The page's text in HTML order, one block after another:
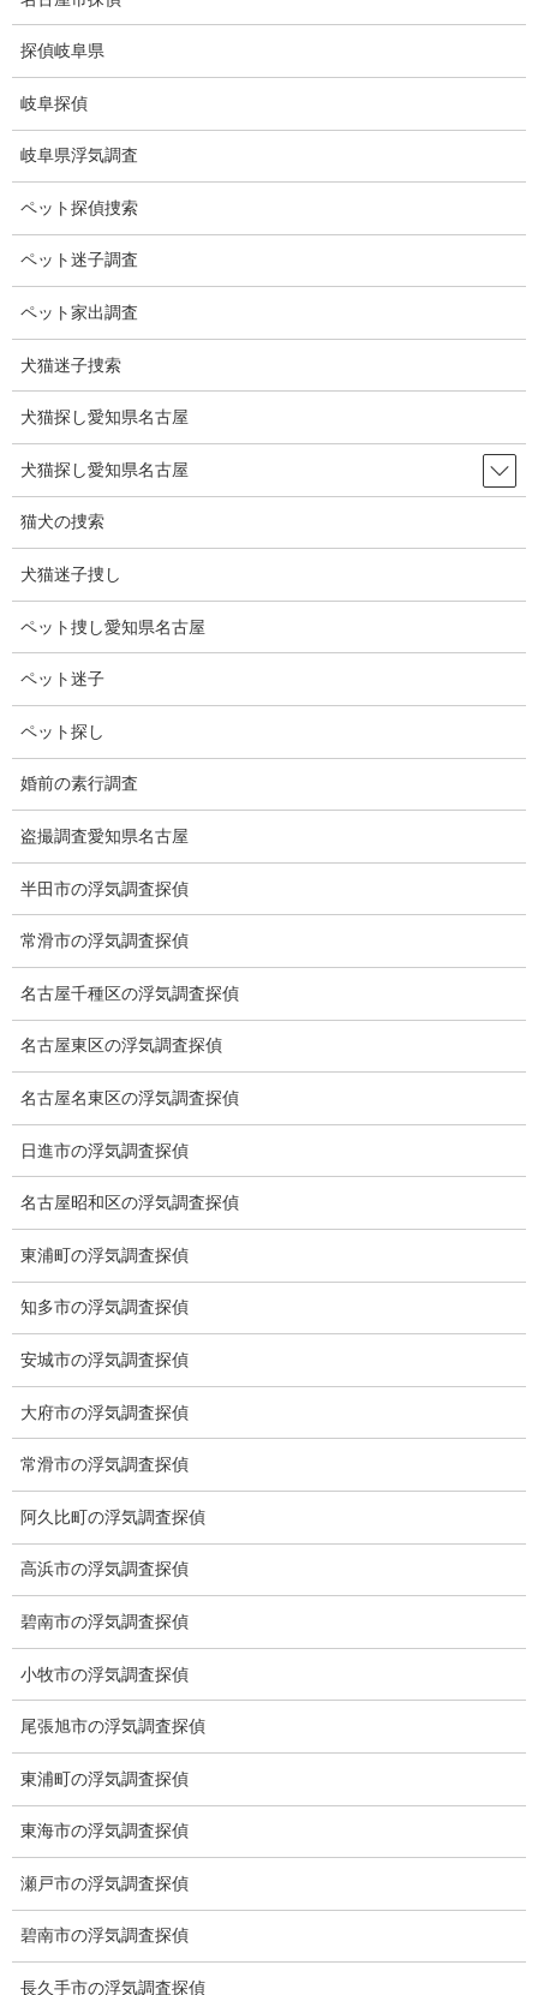
に
動
ョ
に
動
所在確認調査
HOME 所在確認調査
所在確認調査
浮気相手の所在確認調査
所、勤務先が判
明していても古
3．アパートマンション等の所在確認調査。
ストーカー犯の所在調査
への通報もスムーズになり、事件を未然に防ぐことができます。
その他の所在確認調査
で多い調査の一
護士の手紙が届
に住んでいるの
連絡が取れな
るか、いないかの調査を行います。
弁護士、裁判所の指定事項に従い調査を行います。
無料相談専用電話 10:00～17:00〔不定休〕
070-2678-3739
営業電話・非通知電話・公衆電話等お断り
お問い合わせフォーム
探偵岐阜県
岐阜探偵
岐阜県浮気調査
ペット探偵捜索
ペット迷子調査
ペット家出調査
犬猫迷子捜索
犬猫探し愛知県名古屋
犬猫探し愛知県名古屋
猫犬の捜索
犬猫迷子捜し
ペット捜し愛知県名古屋
ペット迷子
ペット探し
婚前の素行調査
盗撮調査愛知県名古屋
半田市の浮気調査探偵
常滑市の浮気調査探偵
名古屋千種区の浮気調査探偵
名古屋東区の浮気調査探偵
名古屋名東区の浮気調査探偵
日進市の浮気調査探偵
名古屋昭和区の浮気調査探偵
東浦町の浮気調査探偵
知多市の浮気調査探偵
安城市の浮気調査探偵
大府市の浮気調査探偵
常滑市の浮気調査探偵
阿久比町の浮気調査探偵
高浜市の浮気調査探偵
碧南市の浮気調査探偵
小牧市の浮気調査探偵
尾張旭市の浮気調査探偵
東浦町の浮気調査探偵
東海市の浮気調査探偵
瀬戸市の浮気調査探偵
碧南市の浮気調査探偵
長久手市の浮気調査探偵